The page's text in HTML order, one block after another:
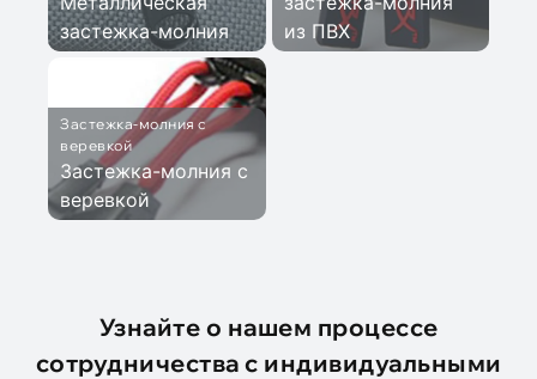
застежка-молния
из ПВХ
Застежка-молния с
веревкой
Застежка-молния с
веревкой
Узнайте о нашем процессе
сотрудничества с индивидуальными